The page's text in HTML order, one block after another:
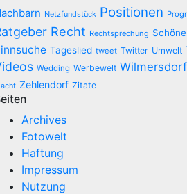
Netzfundstück Positionen
Recht Rechtsprechung
Tageslied tweet Twitter Umwelt
Wedding Werbewelt Wilmersdorf
Zehlendorf Zitate
Archives
Fotowelt
Haftung
Impressum
Nutzung